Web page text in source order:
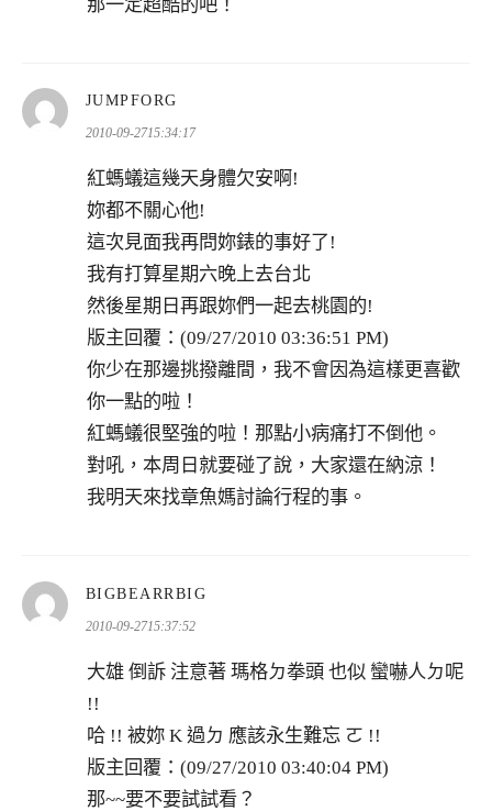
那一定超酷的吧！
JUMPFORG
示:
2010-09-2715:34:17
紅螞蟻這幾天身體欠安啊!
妳都不關心他!
這次見面我再問妳錶的事好了!
我有打算星期六晚上去台北
然後星期日再跟妳們一起去桃園的!
版主回覆：(09/27/2010 03:36:51 PM)
你少在那邊挑撥離間，我不會因為這樣更喜歡
你一點的啦！
紅螞蟻很堅強的啦！那點小病痛打不倒他。
對吼，本周日就要碰了說，大家還在納涼！
我明天來找章魚媽討論行程的事。
BIGBEARRBIG
2010-09-2715:37:52
大雄 倒訴 注意著 瑪格ㄉ拳頭 也似 蠻嚇人ㄉ呢
!!
哈 !! 被妳 K 過ㄉ 應該永生難忘 ㄛ !!
版主回覆：(09/27/2010 03:40:04 PM)
那~~要不要試試看？